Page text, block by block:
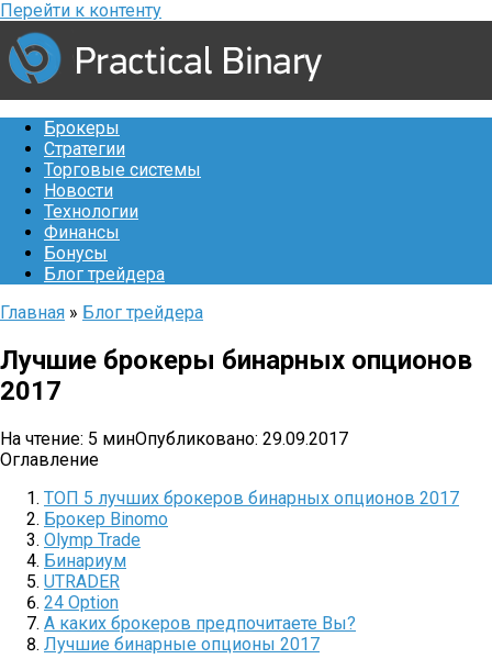
Перейти к контенту
Брокеры
Стратегии
Торговые системы
Новости
Технологии
Финансы
Бонусы
Блог трейдера
Главная » Блог трейдера
Лучшие брокеры бинарных опционов
2017
На чтение: 5 минОпубликовано: 29.09.2017
Оглавление
ТОП 5 лучших брокеров бинарных опционов 2017
Брокер Binomo
Olymp Trade
Бинариум
UTRADER
24 Option
А каких брокеров предпочитаете Вы?
Лучшие бинарные опционы 2017